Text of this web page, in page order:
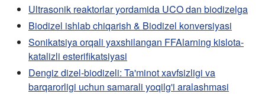
Ultrasonik reaktorlar yordamida UCO dan biodizelga
Biodizel ishlab chiqarish & Biodizel konversiyasi
Sonikatsiya orqali yaxshilangan FFAlarning kislota-
katalizli esterifikatsiyasi
Dengiz dizel-biodizeli: Ta'minot xavfsizligi va
barqarorligi uchun samarali yoqilg'i aralashmasi